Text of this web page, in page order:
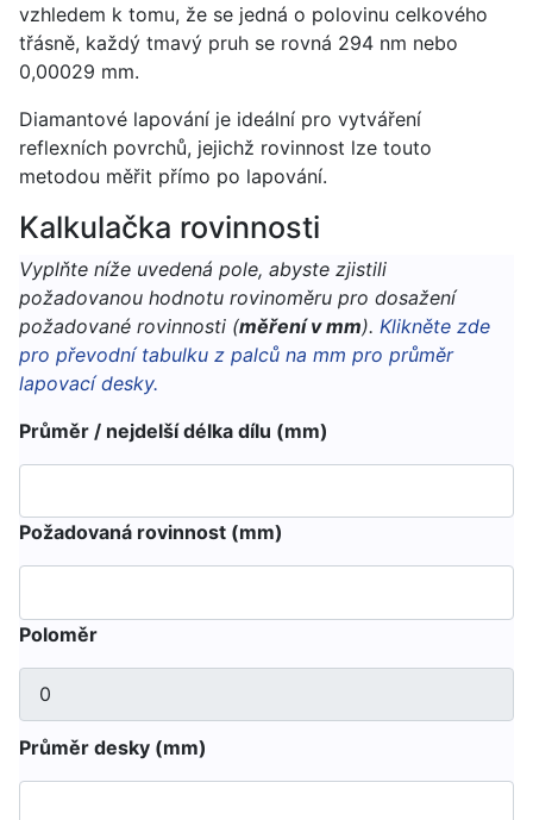
vzhledem k tomu, že se jedná o polovinu celkového
třásně, každý tmavý pruh se rovná 294 nm nebo
0,00029 mm.
Diamantové lapování je ideální pro vytváření
reflexních povrchů, jejichž rovinnost lze touto
metodou měřit přímo po lapování.
Kalkulačka rovinnosti
Vyplňte níže uvedená pole, abyste zjistili
požadovanou hodnotu rovinoměru pro dosažení
požadované rovinnosti (měření v mm). Klikněte zde
pro převodní tabulku z palců na mm pro průměr
lapovací desky.
Průměr / nejdelší délka dílu (mm)
Požadovaná rovinnost (mm)
Poloměr
Průměr desky (mm)